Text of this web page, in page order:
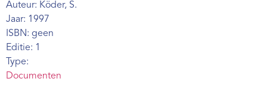
Auteur: Köder, S.
Jaar: 1997
ISBN: geen
Editie: 1
Type:
Documenten